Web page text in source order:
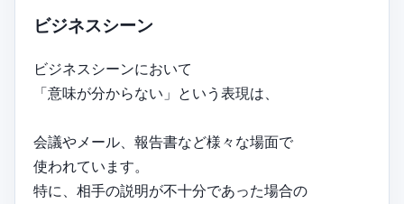
ビジネスシーン
ビジネスシーンにおいて
「意味が分からない」という表現は、
会議やメール、報告書など様々な場面で
使われています。
特に、相手の説明が不十分であった場合の